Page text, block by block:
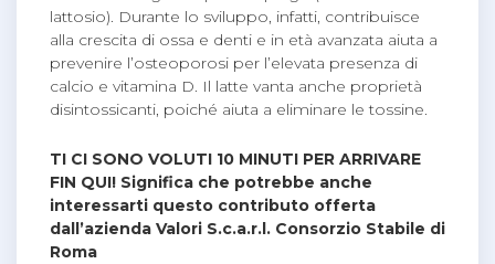
lattosio). Durante lo sviluppo, infatti, contribuisce
alla crescita di ossa e denti e in età avanzata aiuta a
prevenire l’osteoporosi per l’elevata presenza di
calcio e vitamina D. Il latte vanta anche proprietà
disintossicanti, poiché aiuta a eliminare le tossine.
TI CI SONO VOLUTI 10 MINUTI PER ARRIVARE
FIN QUI! Significa che potrebbe anche
interessarti questo contributo offerta
dall’azienda Valori S.c.a.r.l. Consorzio Stabile di
Roma